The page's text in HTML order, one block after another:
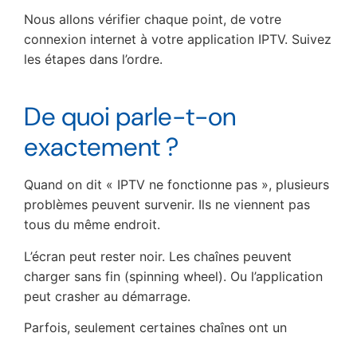
Nous allons vérifier chaque point, de votre
connexion internet à votre application IPTV. Suivez
les étapes dans l’ordre.
De quoi parle-t-on
exactement ?
Quand on dit « IPTV ne fonctionne pas », plusieurs
problèmes peuvent survenir. Ils ne viennent pas
tous du même endroit.
L’écran peut rester noir. Les chaînes peuvent
charger sans fin (spinning wheel). Ou l’application
peut crasher au démarrage.
Parfois, seulement certaines chaînes ont un